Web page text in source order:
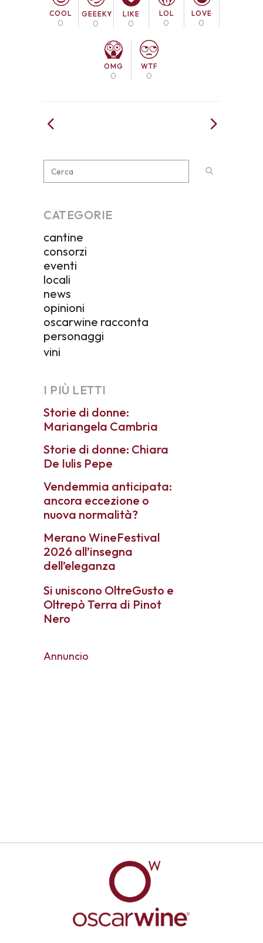
COOL
0
GEEEKY
0
LIKE
0
LOL
0
LOVE
0
OMG
0
WTF
0
CATEGORIE
cantine
consorzi
eventi
locali
news
opinioni
oscarwine racconta
personaggi
vini
I PIÙ LETTI
Storie di donne:
Mariangela Cambria
Storie di donne: Chiara
De Iulis Pepe
Vendemmia anticipata:
ancora eccezione o
nuova normalità?
Merano WineFestival
2026 all’insegna
dell’eleganza
Si uniscono OltreGusto e
Oltrepò Terra di Pinot
Nero
Annuncio